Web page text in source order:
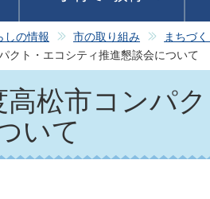
しの情報 市の取り組み
まちづ
クト・エコシティ推進懇談会について
高松市コンパ
いて